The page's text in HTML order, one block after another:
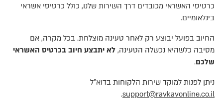
כרטיסי האשראי מכובדים דרך השירות שלנו, כולל כרטיסי אשראי
בינלאומיים.
החיוב בפועל יבוצע רק לאחר טעינה מוצלחת. בכל מקרה, אם
מסיבה כלשהיא נכשלה הטעינה, לא יתבצע חיוב בכרטיס האשראי
שלכם.
ניתן לפנות למוקד שירות הלקוחות בדוא"ל
support@ravkavonline.co.il
.